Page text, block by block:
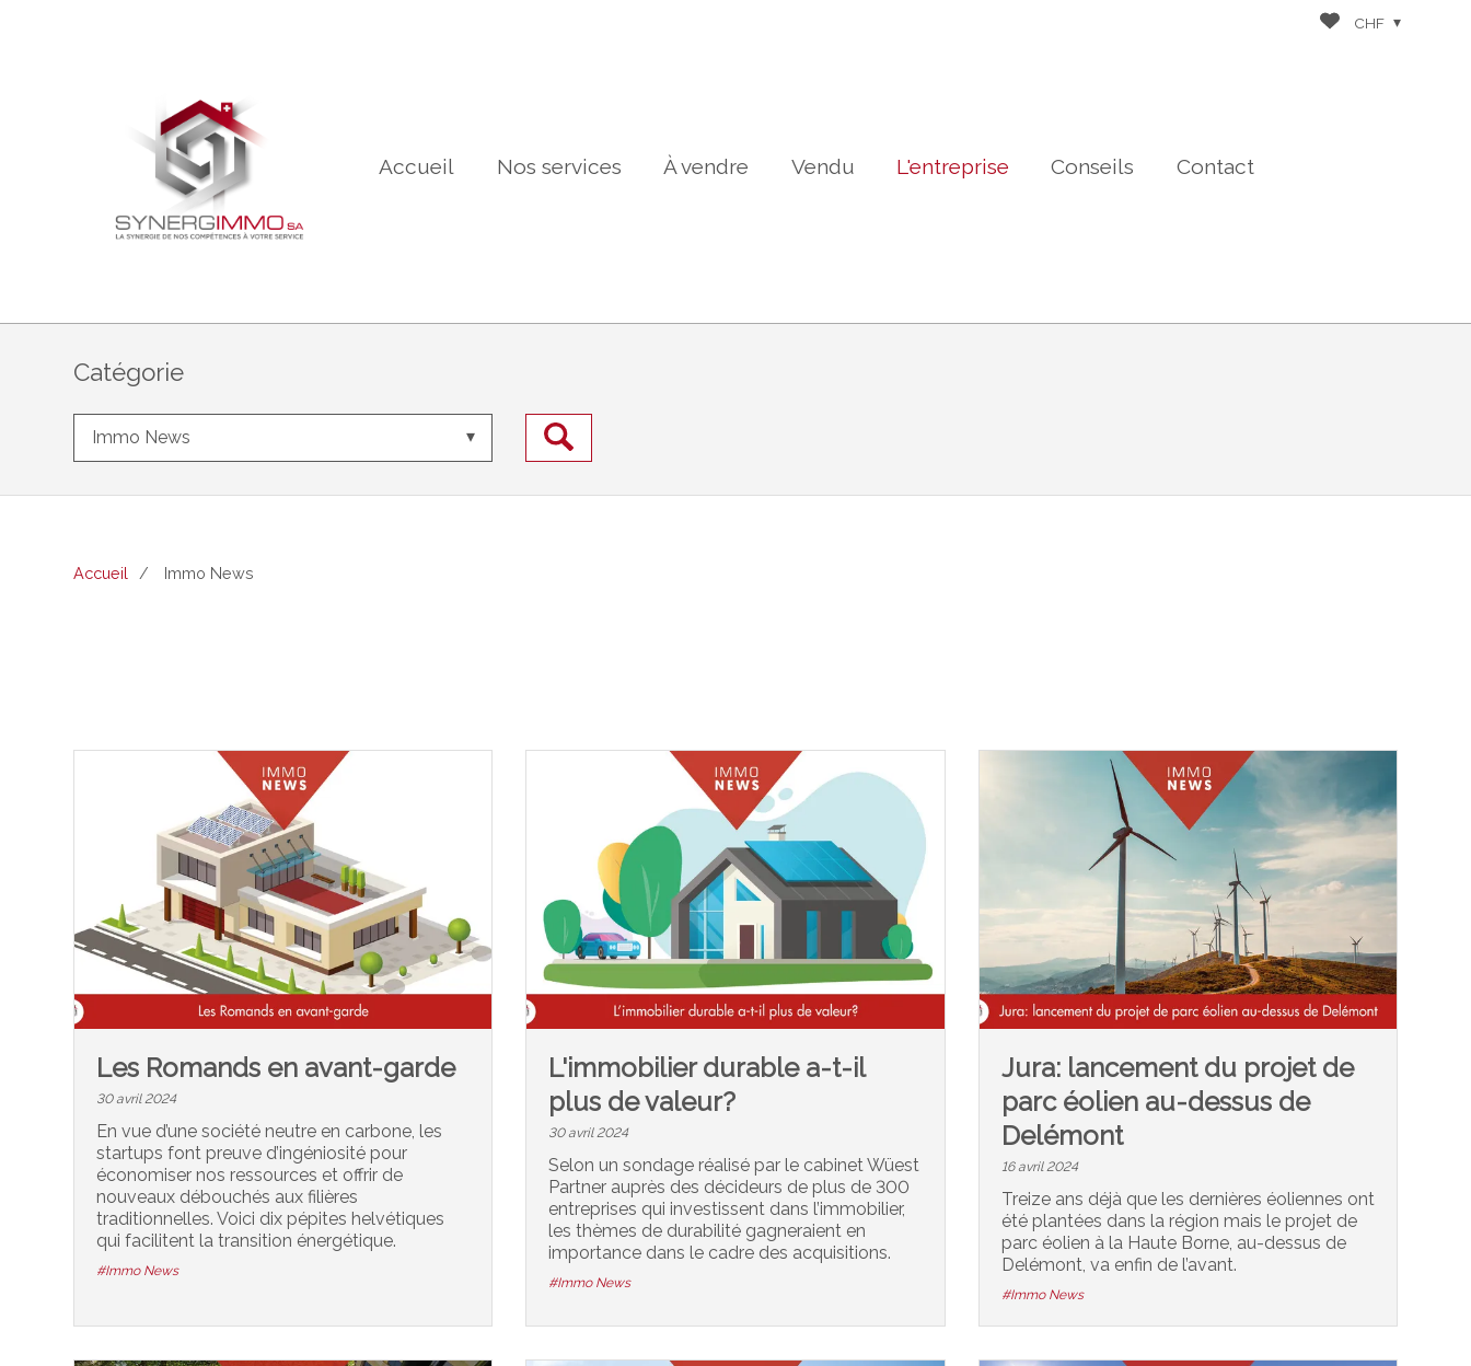
Accueil Nos services À vendre Vendu L'entreprise Conseils Contact
CHF
Catégorie
Immo News
Accueil Immo News
Les Romands en avant-garde
30 avril 2024
En vue d’une société neutre en carbone, les
startups font preuve d’ingéniosité pour
économiser nos ressources et offrir de
nouveaux débouchés aux filières
traditionnelles. Voici dix pépites helvétiques
qui facilitent la transition énergétique.
#Immo News
L'immobilier durable a-t-il
plus de valeur?
30 avril 2024
Selon un sondage réalisé par le cabinet Wüest
Partner auprès des décideurs de plus de 300
entreprises qui investissent dans l’immobilier,
les thèmes de durabilité gagneraient en
importance dans le cadre des acquisitions.
#Immo News
Jura: lancement du projet de
parc éolien au-dessus de
Delémont
16 avril 2024
Treize ans déjà que les dernières éoliennes ont
été plantées dans la région mais le projet de
parc éolien à la Haute Borne, au-dessus de
Delémont, va enfin de l’avant.
#Immo News